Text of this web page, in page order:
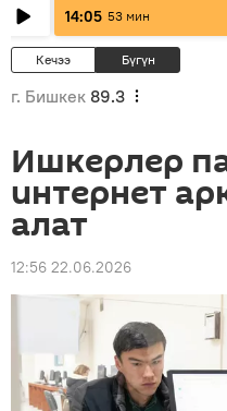
14:05 53 мин
Кечээ Бүгүн
г. Бишкек 89.3
Ишкерлер
интернет
алат
12:56 22.06.2026